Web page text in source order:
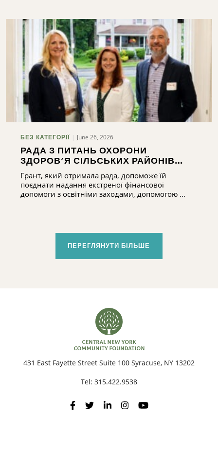
БЕЗ КАТЕГОРІЇ June 26, 2026
РАДА З ПИТАНЬ ОХОРОНИ
ЗДОРОВ’Я СІЛЬСЬКИХ РАЙОНІВ
ОКРУГУ МЕДІСОН БУЛА ОБРАНА
МЕШКАНЦЯМИ ОКРУГУ МЕДІСОН
ДЛЯ ОТРИМАННЯ 75 ТИС. ДОЛАРІВ
НА РЕАЛІЗАЦІЮ ЗАХОДІВ ЩОДО
Грант, який отримала рада, допоможе їй
поєднати надання екстреної фінансової
допомоги з освітніми заходами, допомогою ...
ПЕРЕГЛЯНУТИ БІЛЬШЕ
431 East Fayette Street Suite 100 Syracuse, NY 13202
Tel: 315.422.9538